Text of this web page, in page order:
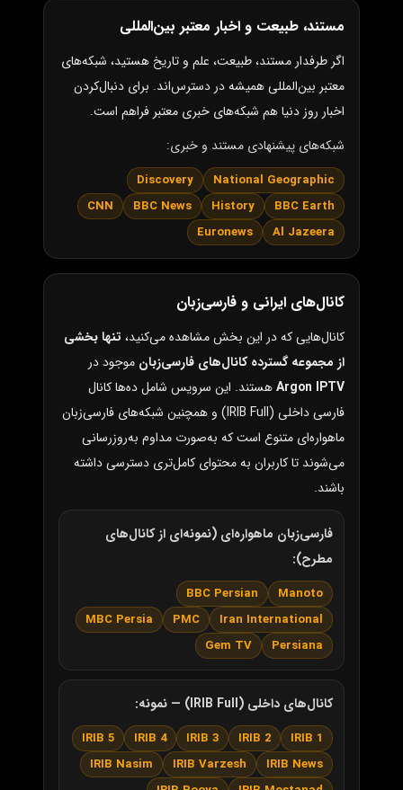
مستند، طبیعت و اخبار معتبر بین‌المللی
اگر طرفدار مستند، طبیعت، علم و تاریخ هستید، شبکه‌های
معتبر بین‌المللی همیشه در دسترس‌اند. برای دنبال‌کردن
اخبار روز دنیا هم شبکه‌های خبری معتبر فراهم است.
شبکه‌های پیشنهادی مستند و خبری:
National Geographic
Discovery
BBC Earth
History
BBC News
CNN
Al Jazeera
Euronews
کانال‌های ایرانی و فارسی‌زبان
کانال‌هایی که در این بخش مشاهده می‌کنید، تنها بخشی
از مجموعه گسترده کانال‌های فارسی‌زبان موجود در
Argon IPTVهستند. این سرویس شامل ده‌ها کانال
فارسی داخلی (IRIB Full) و همچنین شبکه‌های فارسی‌زبان
ماهواره‌ای متنوع است که به‌صورت مداوم به‌روزرسانی
می‌شوند تا کاربران به محتوای کامل‌تری دسترسی داشته
باشند.
فارسی‌زبان ماهواره‌ای (نمونه‌ای از کانال‌های
مطرح):
Manoto
BBC Persian
Iran International
PMC
MBC Persia
Persiana
Gem TV
کانال‌های داخلی (IRIB Full) — نمونه:
IRIB 1
IRIB 2
IRIB 3
IRIB 4
IRIB 5
IRIB News
IRIB Varzesh
IRIB Nasim